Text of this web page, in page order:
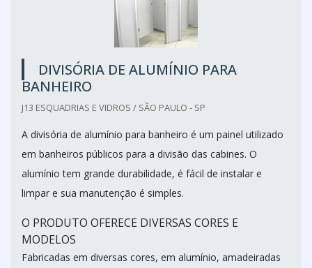
DIVISÓRIA DE ALUMÍNIO PARA
BANHEIRO
J13 ESQUADRIAS E VIDROS / SÃO PAULO - SP
A divisória de alumínio para banheiro é um painel utilizado
em banheiros públicos para a divisão das cabines. O
alumínio tem grande durabilidade, é fácil de instalar e
limpar e sua manutenção é simples.
O PRODUTO OFERECE DIVERSAS CORES E
MODELOS
Fabricadas em diversas cores, em alumínio, amadeiradas